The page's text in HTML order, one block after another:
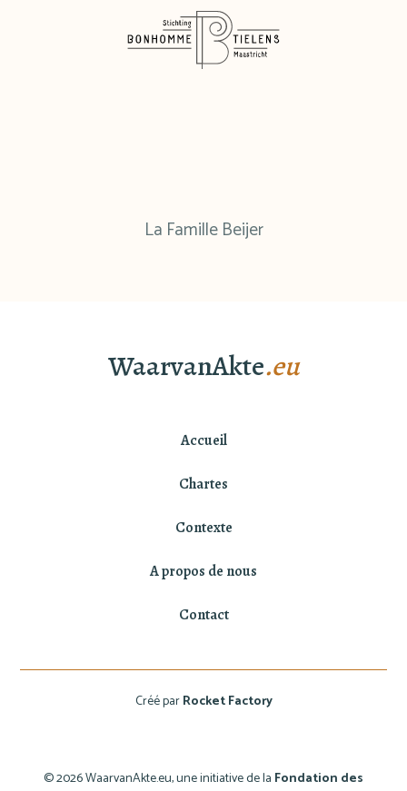
La Famille Beijer
WaarvanAkte.eu
Accueil
Chartes
Contexte
A propos de nous
Contact
© 2026 WaarvanAkte.eu, une initiative de la Fondation des
Créé parRocket Factory